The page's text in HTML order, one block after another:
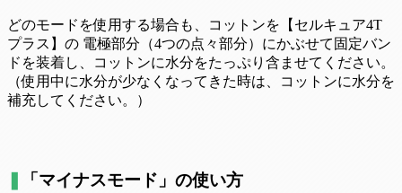
どのモードを使用する場合も、コットンを【セルキュア4T
プラス】の 電極部分（4つの点々部分）にかぶせて固定バン
ドを装着し、コットンに水分をたっぷり含ませてください。
（使用中に水分が少なくなってきた時は、コットンに水分を
補充してください。）
「マイナスモード」の使い方